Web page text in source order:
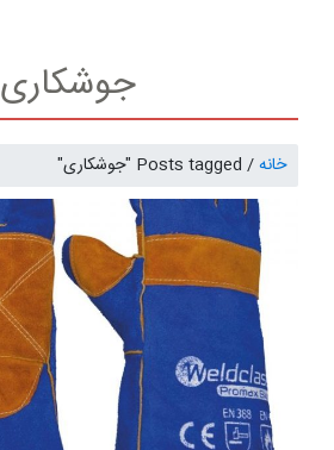
جوشکاری
خانه/ Posts tagged "جوشکاری"